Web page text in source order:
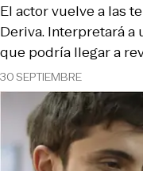
30 SEPTIEMBRE
El actor vuelve a las
Deriva. Interpretará
que podría llegar a